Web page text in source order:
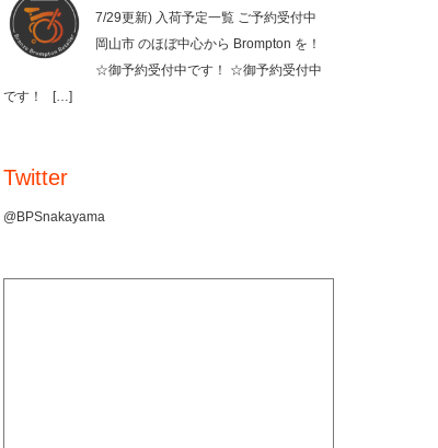
7/29更新) 入荷予定一覧 ご予約受付中
岡山市 のほぼ中心から Brompton を！
☆御予約受付中です！ ☆御予約受付中
です！
[…]
Twitter
@BPSnakayama